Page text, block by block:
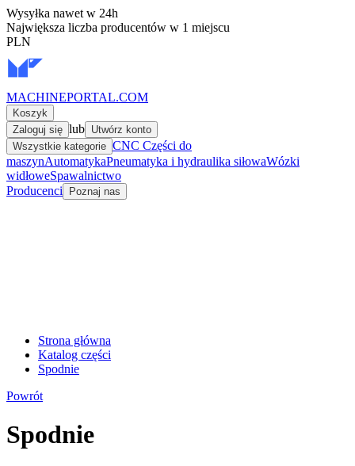
Wysyłka nawet w 24h
Największa liczba producentów w 1 miejscu
PLN
MACHINEPORTAL.COM
Koszyk
Zaloguj się lub Utwórz konto
Wszystkie kategorie CNC Części do
maszynAutomatykaPneumatyka i hydraulika siłowaWózki
widłoweSpawalnictwo
Producenci
Poznaj nas
Strona główna
Katalog części
Spodnie
Powrót
Spodnie